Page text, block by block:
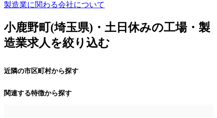
製造業に関わる会社について
小鹿野町(埼玉県)・土日休みの工場・製
造業求人を絞り込む
近隣の市区町村から探す
関連する特徴から探す